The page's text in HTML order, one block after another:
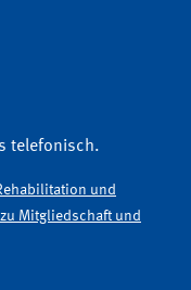
telefonisch.
und
Mitgliedschaft und